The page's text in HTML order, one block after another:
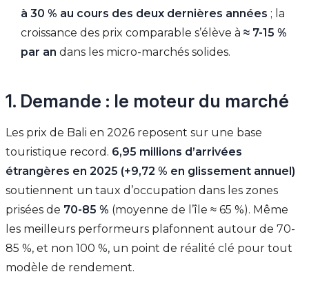
à 30 % au cours des deux dernières années ; la
croissance des prix comparable s’élève à≈ 7-15 %
par an dans les micro-marchés solides.
1. Demande : le moteur du marché
Les prix de Bali en 2026 reposent sur une base
touristique record. 6,95 millions d’arrivées
étrangères en 2025 (+9,72 % en glissement annuel)
soutiennent un taux d’occupation dans les zones
prisées de 70-85 % (moyenne de l’île ≈ 65 %). Même
les meilleurs performeurs plafonnent autour de 70-
85 %, et non 100 %, un point de réalité clé pour tout
modèle de rendement.